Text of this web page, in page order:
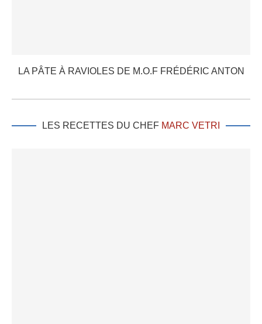
LA PÂTE À RAVIOLES DE M.O.F FRÉDÉRIC ANTON
LES RECETTES DU CHEF MARC VETRI